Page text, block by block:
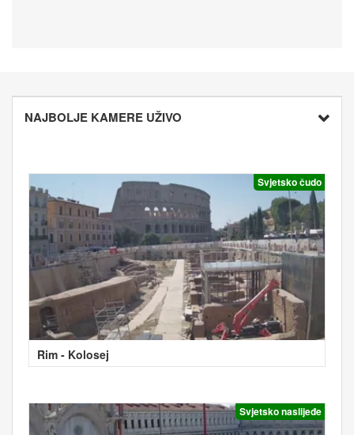
NAJBOLJE KAMERE UŽIVO
Svjetsko čudo
Rim - Kolosej
Svjetsko naslijeđe